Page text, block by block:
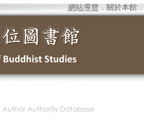
網站導覽 ． 關於本館．